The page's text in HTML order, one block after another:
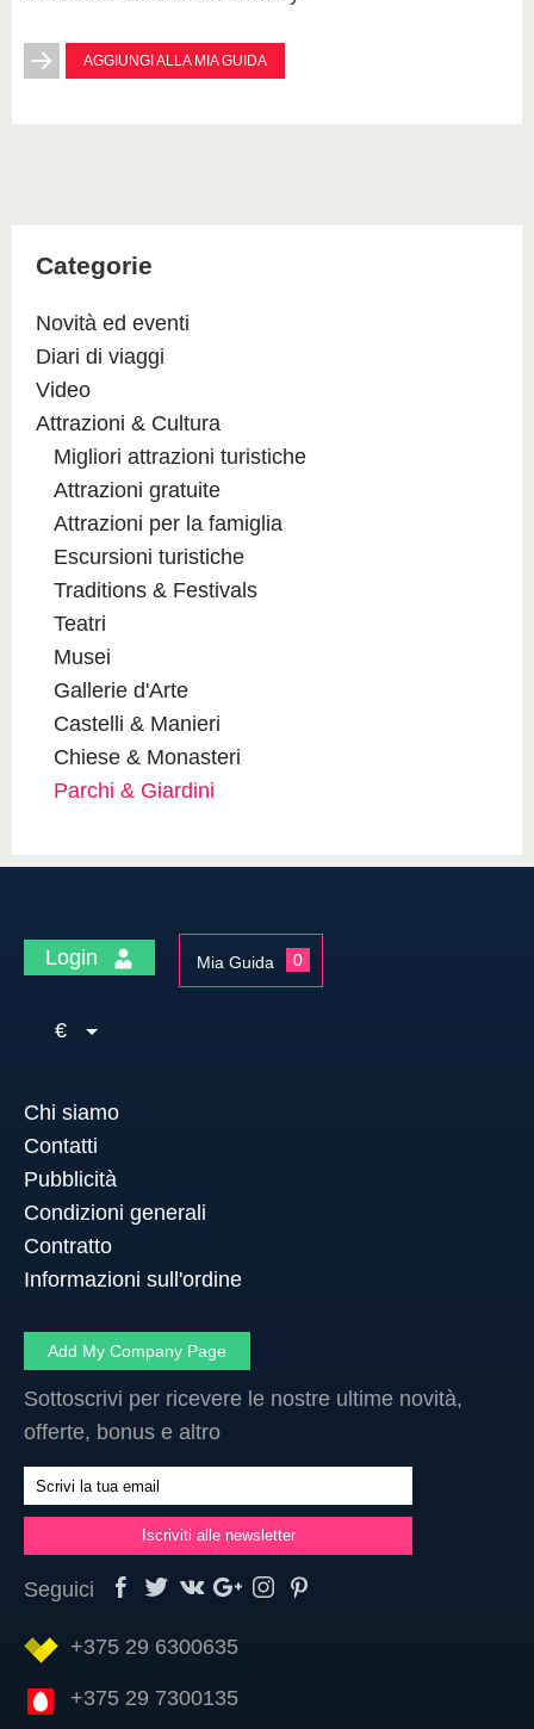
AGGIUNGI ALLA MIA GUIDA
Categorie
Novità ed eventi
Diari di viaggi
Video
Attrazioni & Cultura
Migliori attrazioni turistiche
Attrazioni gratuite
Attrazioni per la famiglia
Escursioni turistiche
Traditions & Festivals
Teatri
Musei
Gallerie d'Arte
Castelli & Manieri
Chiese & Monasteri
Parchi & Giardini
Login Mia Guida 0
€
Chi siamo
Contatti
Pubblicità
Condizioni generali
Contratto
Informazioni sull'ordine
Add My Company Page
Sottoscrivi per ricevere le nostre ultime novità,
offerte, bonus e altro
Seguici
+375 29 6300635
+375 29 7300135